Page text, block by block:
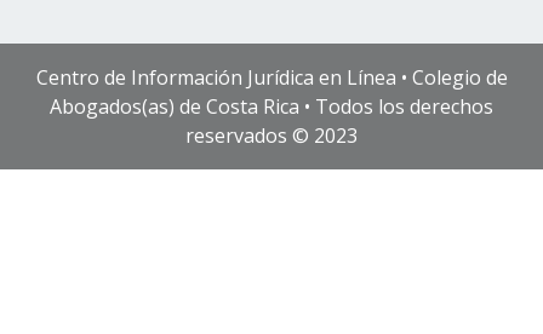
Centro de Información Jurídica en Línea • Colegio de
Abogados(as) de Costa Rica • Todos los derechos
reservados © 2023